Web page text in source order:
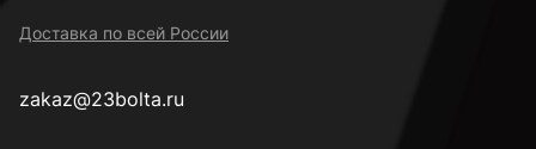
Доставка по всей России
zakaz@23bolta.ru